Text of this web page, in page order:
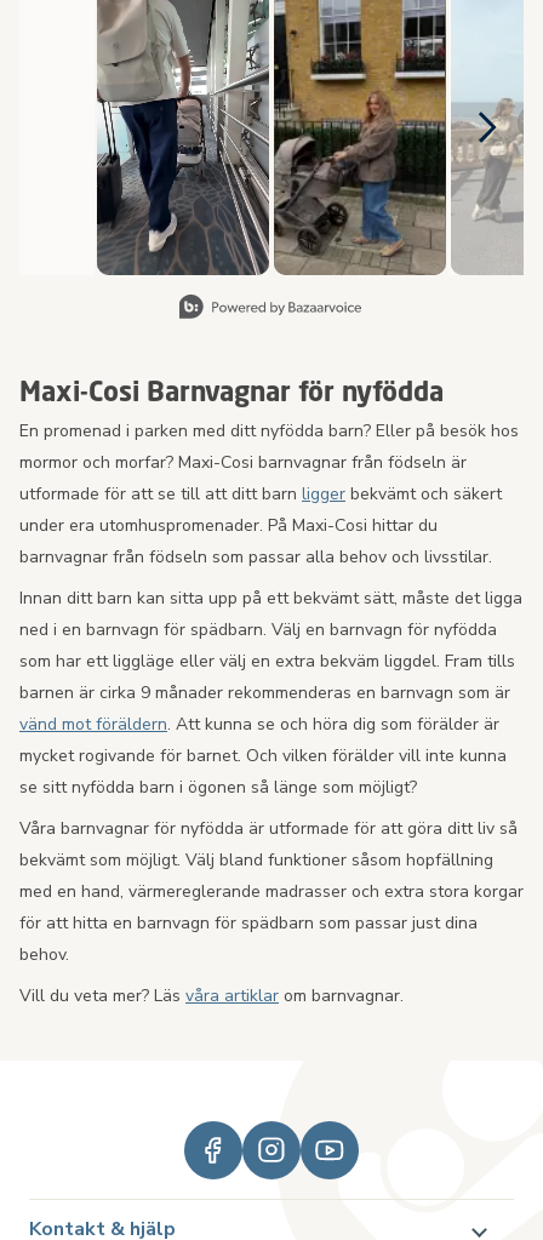
Maxi-Cosi Barnvagnar för nyfödda
En promenad i parken med ditt nyfödda barn? Eller på besök hos
mormor och morfar? Maxi-Cosi barnvagnar från födseln är
utformade för att se till att ditt barn ligger bekvämt och säkert
under era utomhuspromenader. På Maxi-Cosi hittar du
barnvagnar från födseln som passar alla behov och livsstilar.
Innan ditt barn kan sitta upp på ett bekvämt sätt, måste det ligga
ned i en barnvagn för spädbarn. Välj en barnvagn för nyfödda
som har ett liggläge eller välj en extra bekväm liggdel. Fram tills
barnen är cirka 9 månader rekommenderas en barnvagn som är
vänd mot föräldern. Att kunna se och höra dig som förälder är
mycket rogivande för barnet. Och vilken förälder vill inte kunna
se sitt nyfödda barn i ögonen så länge som möjligt?
Våra barnvagnar för nyfödda är utformade för att göra ditt liv så
bekvämt som möjligt. Välj bland funktioner såsom hopfällning
med en hand, värmereglerande madrasser och extra stora korgar
för att hitta en barnvagn för spädbarn som passar just dina
behov.
Vill du veta mer? Läs våra artiklar om barnvagnar.
Kontakt & hjälp